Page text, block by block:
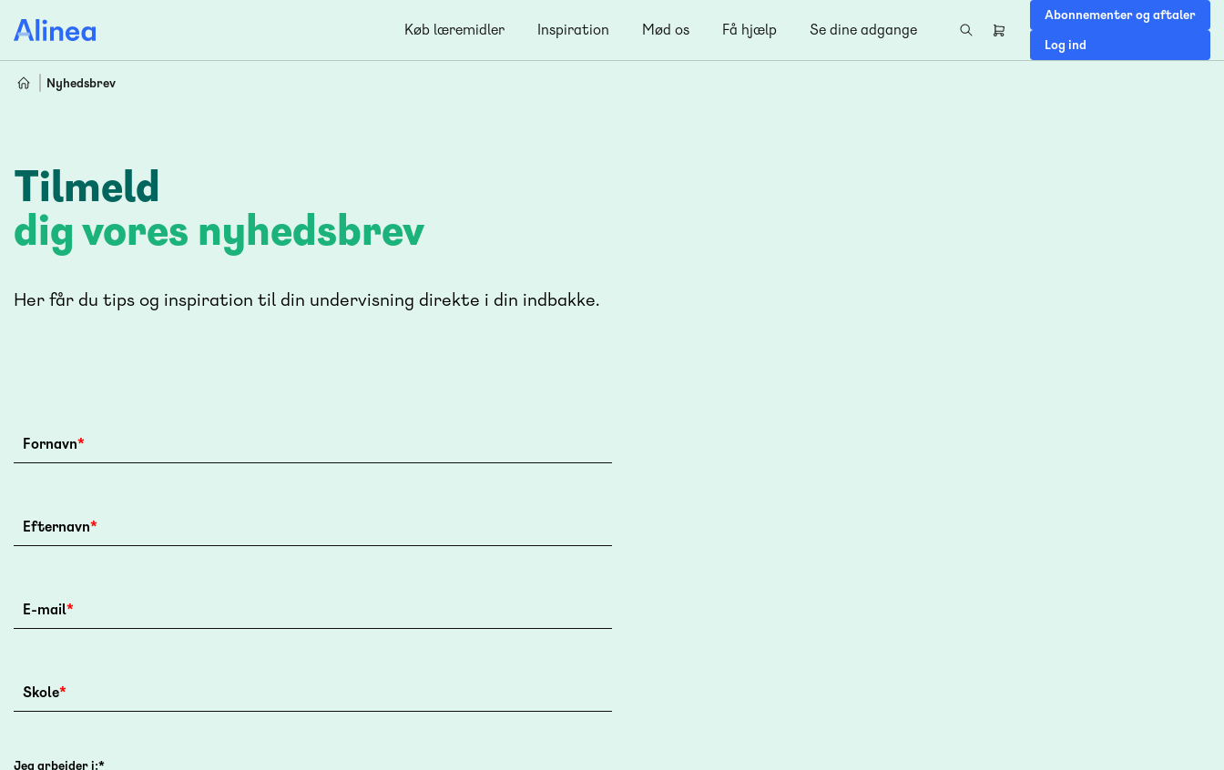
hovedindhold
Køb læremidler Inspiration Mød os Få hjælp Se dine adgange
Header
Abonnementer og aftaler
Log ind
Nyhedsbrev
Tilmeld
dig vores nyhedsbrev
Her får du tips og inspiration til din undervisning direkte i din indbakke.
Fornavn*
Efternavn*
E-mail*
Skole*
Jeg arbejder i:*